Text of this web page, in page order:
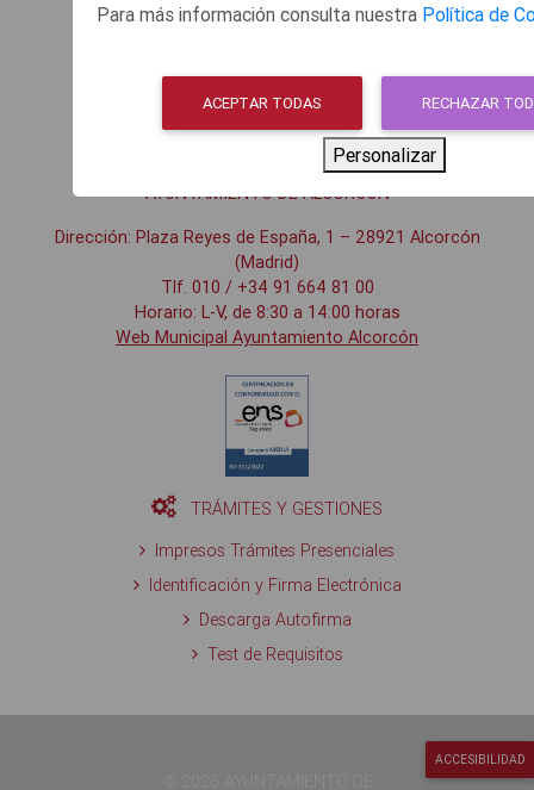
Disponibilidad
Mapa Web
AYUNTAMIENTO DE ALCORCÓN
Dirección: Plaza Reyes de España, 1 – 28921 Alcorcón
(Madrid)
Tlf. 010 / +34 91 664 81 00
Horario: L-V, de 8:30 a 14:00 horas
Web Municipal Ayuntamiento Alcorcón
TRÁMITES Y GESTIONES
Impresos Trámites Presenciales
Identificación y Firma Electrónica
Descarga Autofirma
Test de Requisitos
ACCESIBILIDAD
Para más información consulta nuestra Política de
ACEPTAR TODAS RECHAZAR
Personalizar